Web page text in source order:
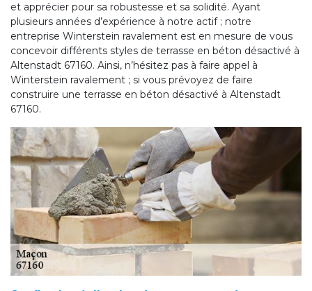
et apprécier pour sa robustesse et sa solidité. Ayant
plusieurs années d’expérience à notre actif ; notre
entreprise Winterstein ravalement est en mesure de vous
concevoir différents styles de terrasse en béton désactivé à
Altenstadt 67160. Ainsi, n’hésitez pas à faire appel à
Winterstein ravalement ; si vous prévoyez de faire
construire une terrasse en béton désactivé à Altenstadt
67160.